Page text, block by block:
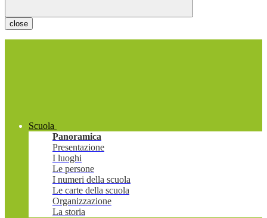
close
Scuola
Panoramica
Presentazione
I luoghi
Le persone
I numeri della scuola
Le carte della scuola
Organizzazione
La storia